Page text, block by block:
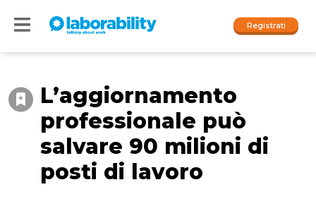
Registrati
I nostri social
Accedi
People
L’aggiornamento
professionale può
salvare 90 milioni di
posti di lavoro